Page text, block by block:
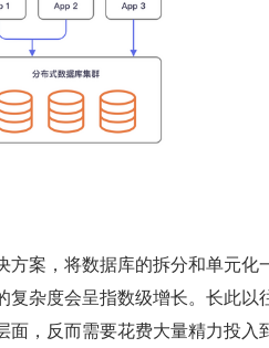
方案，将数据库的拆分和单元化
杂度会呈指数级增长。长此以
，反而需要花费大量精力投入